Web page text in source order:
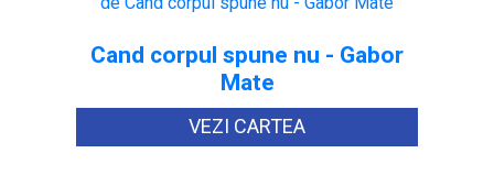
Cand corpul spune nu - Gabor
Mate
VEZI CARTEA